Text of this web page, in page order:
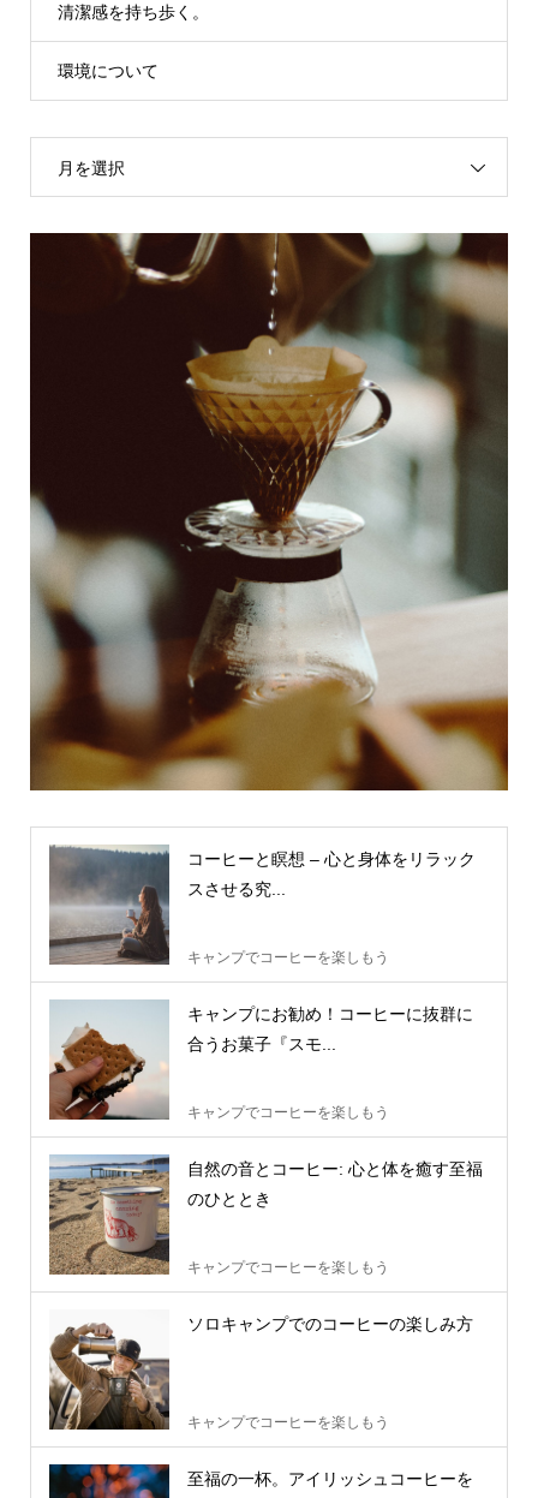
清潔感を持ち歩く。
環境について
月を選択
コーヒーと瞑想 – 心と身体をリラック
スさせる究...
キャンプでコーヒーを楽しもう
キャンプにお勧め！コーヒーに抜群に
合うお菓子『スモ...
キャンプでコーヒーを楽しもう
自然の音とコーヒー: 心と体を癒す至福
のひととき
キャンプでコーヒーを楽しもう
ソロキャンプでのコーヒーの楽しみ方
キャンプでコーヒーを楽しもう
至福の一杯。アイリッシュコーヒーを